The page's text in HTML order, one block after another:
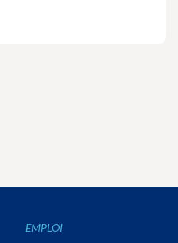
EMPLOI